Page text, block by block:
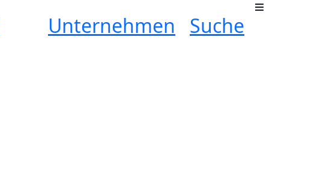
Unternehmen Suche